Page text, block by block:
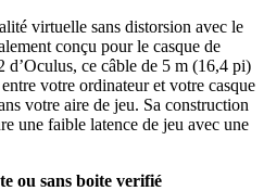
virtuelle sans distorsion avec le
conçu pour le casque de
d’Oculus, ce câble de 5 m (16,4 pi)
votre ordinateur et votre casque
votre aire de jeu. Sa construction
une faible latence de jeu avec une
ou sans boite verifié